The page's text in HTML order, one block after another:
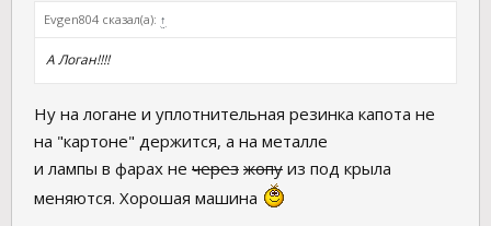
Evgen804 сказал(а): ↑
А Логан!!!!
Ну на логане и уплотнительная резинка капота не
на "картоне" держится, а на металле
и лампы в фарах не через жопу из под крыла
меняются. Хорошая машина